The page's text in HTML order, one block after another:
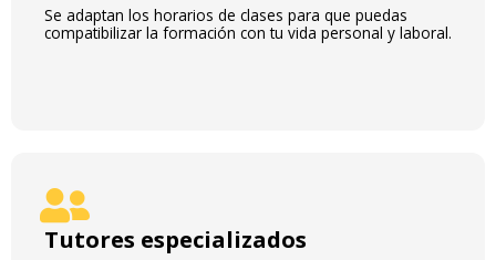
Se adaptan los horarios de clases para que puedas
compatibilizar la formación con tu vida personal y laboral.
Tutores especializados